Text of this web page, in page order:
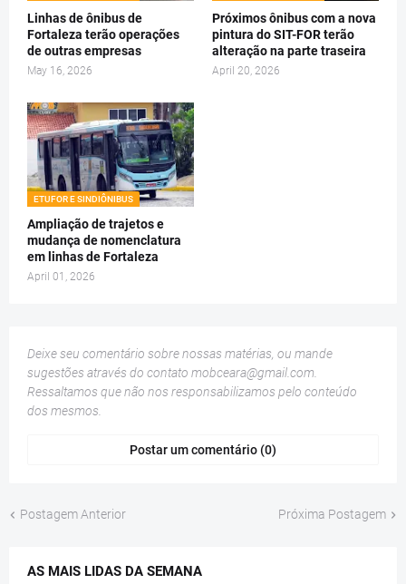
Linhas de ônibus de
Fortaleza terão operações
de outras empresas
May 16, 2026
Próximos ônibus com a nova
pintura do SIT-FOR terão
alteração na parte traseira
April 20, 2026
ETUFOR E SINDIÔNIBUS
Ampliação de trajetos e
mudança de nomenclatura
em linhas de Fortaleza
April 01, 2026
Deixe seu comentário sobre nossas matérias, ou mande
sugestões através do contato mobceara@gmail.com.
Ressaltamos que não nos responsabilizamos pelo conteúdo
dos mesmos.
Postar um comentário (0)
Postagem Anterior Próxima Postagem
AS MAIS LIDAS DA SEMANA